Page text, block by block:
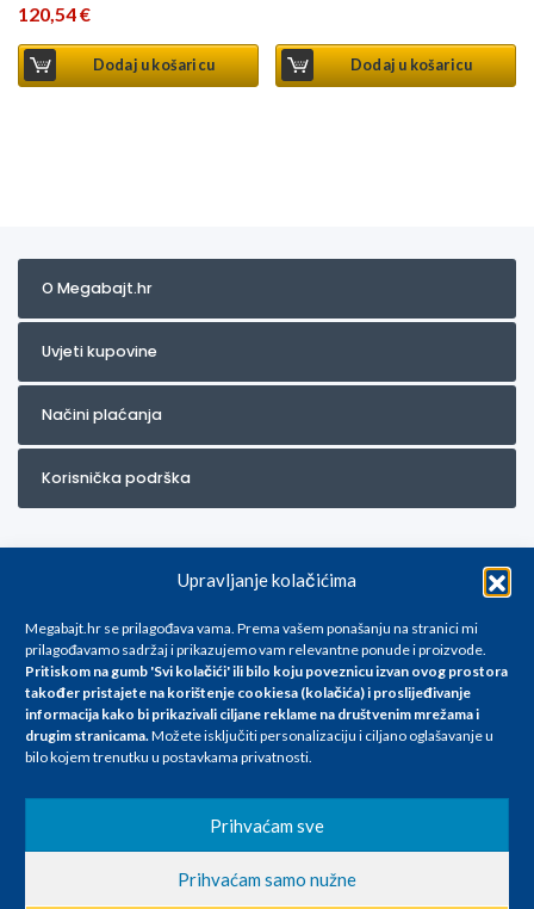
Upravljanje kolačićima
Megabajt.hr se prilagođava vama. Prema vašem ponašanju na stranici mi
prilagođavamo sadržaj i prikazujemo vam relevantne ponude i proizvode.
Pritiskom na gumb 'Svi kolačići' ili bilo koju poveznicu izvan ovog prostora
također pristajete na korištenje cookiesa (kolačića) i proslijeđivanje
informacija kako bi prikazivali ciljane reklame na društvenim mrežama i
drugim stranicama.Možete isključiti personalizaciju i ciljano oglašavanje u
bilo kojem trenutku u postavkama privatnosti.
Prihvaćam sve
Prihvaćam samo nužne
120,54€
Dodaj u košaricu Dodaj u košaricu
O Megabajt.hr
Uvjeti kupovine
Načini plaćanja
Korisnička podrška
Za artikle kojih trenutno nema u ponudi obratite nam se na
info@megabajt.hr. Sve cijene su informativnog karaktera i podložne su
promjenama, a
iskazane su za avansno plaćanje(gotovina) u Eurima i uključuju PDV. Sve
se razlikovati od cijena u našim poslovnicama. Trudimo se dati što bolji
i točniji opis i sliku. Unatoč tome, ne možemo garantirati da su svi
nastale u opisu proizvoda, greške prilikom štampanja te promjene